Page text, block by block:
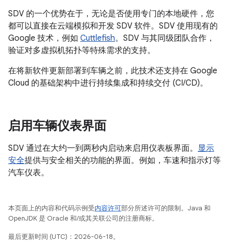
SDV 的一个优势在于，无论是否使用专门的本地硬件，您
都可以直接在云端模拟和开发 SDV 软件。SDV 使用现有的
Google 技术，例如 Cuttlefish。SDV 与其同级团队合作，
验证对多虚拟机拓扑等特殊需求的支持。
在将新软件更新部署到车辆之前，此技术还支持在 Google
Cloud 的基础架构中进行持续集成和持续交付 (CI/CD)。
启用车辆仪表界面
SDV 通过在大约一到两秒内启动来启用仪表板界面。 显示
安全提供与安全相关的功能的界面。例如，车速和指示灯等
汽车仪表。
本页面上的内容和代码示例受内容许可部分所述许可的限制。Java 和
OpenJDK 是 Oracle 和/或其关联公司的注册商标。
最后更新时间 (UTC)：2026-06-18。